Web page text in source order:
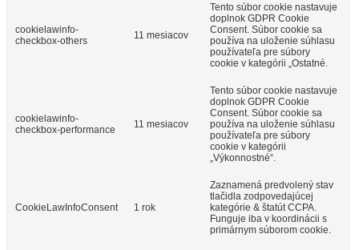
cookielawinfo-
checkbox-others
11 mesiacov
Tento súbor cookie nastavuje
doplnok GDPR Cookie
Consent. Súbor cookie sa
používa na uloženie súhlasu
používateľa pre súbory
cookie v kategórii „Ostatné.
cookielawinfo-
checkbox-performance
11 mesiacov
Tento súbor cookie nastavuje
doplnok GDPR Cookie
Consent. Súbor cookie sa
používa na uloženie súhlasu
používateľa pre súbory
cookie v kategórii
„Výkonnostné“.
CookieLawInfoConsent 1 rok
Zaznamená predvolený stav
tlačidla zodpovedajúcej
kategórie & štatút CCPA.
Funguje iba v koordinácii s
primárnym súborom cookie.